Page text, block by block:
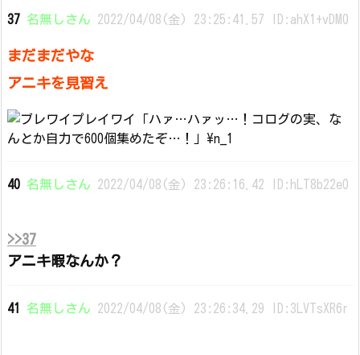
37 名無しさん 2022/04/08(金) 23:25:41.57 ID:ahX1+vDM0
まだまだやな
アニキを見習え
40 名無しさん 2022/04/08(金) 23:26:16.42 ID:hLT8b22e0
>>37
アニキ暇なんか？
41 名無しさん 2022/04/08(金) 23:26:34.29 ID:3LVTsXR6r